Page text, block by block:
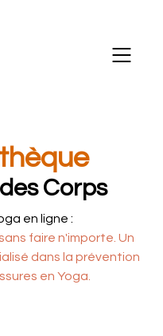
Corps
en ligne :
faire n'importe. Un
dans la prévention
en Yoga.